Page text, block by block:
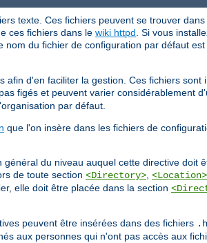
texte. Ces fichiers peuvent se trouver
ces fichiers dans le wiki httpd. Si vous
nom du fichier de configuration par défaut
d'en faciliter la gestion. Ces fichiers
figés et peuvent varier considérablement
par défaut.
que l'on insère dans les fichiers de
général du niveau auquel cette directive doit
de toute section <Directory>, <Location>
elle doit être placée dans la section
peuvent être insérées dans des fichiers
aux personnes qui n'ont pas accès aux